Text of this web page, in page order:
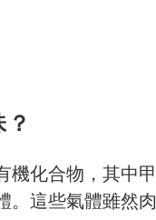
化合物，其中
這些氣體雖然